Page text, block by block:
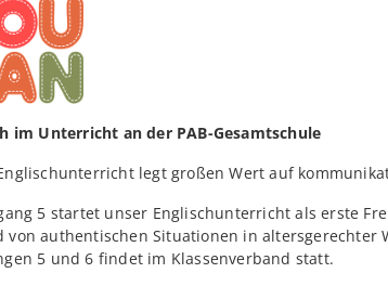
im Unterricht an der PAB-Gesamtschule
legt großen Wert auf
5 startet unser Englischunterricht als erste
von authentischen Situationen in
5 und 6 findet im Klassenverband statt.